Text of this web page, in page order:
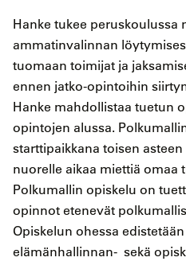
Hanke tukee peruskoulussa
ammatinvalinnan
tuomaan toimijat ja
ennen jatko-opintoihin
Hanke mahdollistaa tuetun
opintojen alussa.
starttipaikkana toisen
nuorelle aikaa miettiä omaa
Polkumallin opiskelu on
opinnot etenevät
Opiskelun ohessa
elämänhallinnan- sekä